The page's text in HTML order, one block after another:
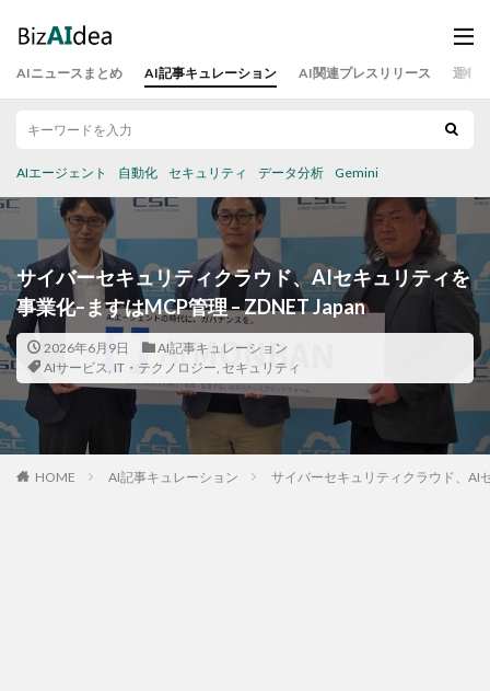
AIニュースまとめ AI記事キュレーション AI関連プレスリリース 運営
AIエージェント 自動化 セキュリティ データ分析 Gemini
サイバーセキュリティクラウド、AIセキュリティを
事業化–ますはMCP管理 – ZDNET Japan
2026年6月9日
AI記事キュレーション
AIサービス, IT・テクノロジー, セキュリティ
HOME AI記事キュレーション サイバーセキュリティクラウド、AI